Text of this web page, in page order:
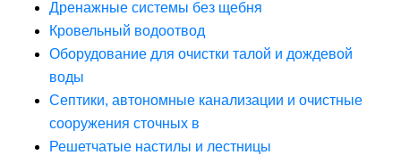
Дренажные системы без щебня
Кровельный водоотвод
Оборудование для очистки талой и дождевой
воды
Септики, автономные канализации и очистные
сооружения сточных в
Решетчатые настилы и лестницы